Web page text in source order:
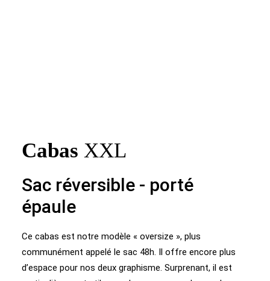
Cabas XXL
Sac réversible - porté
épaule
Ce cabas est notre modèle « oversize », plus
communément appelé le sac 48h. Il offre encore plus
d’espace pour nos deux graphisme. Surprenant, il est